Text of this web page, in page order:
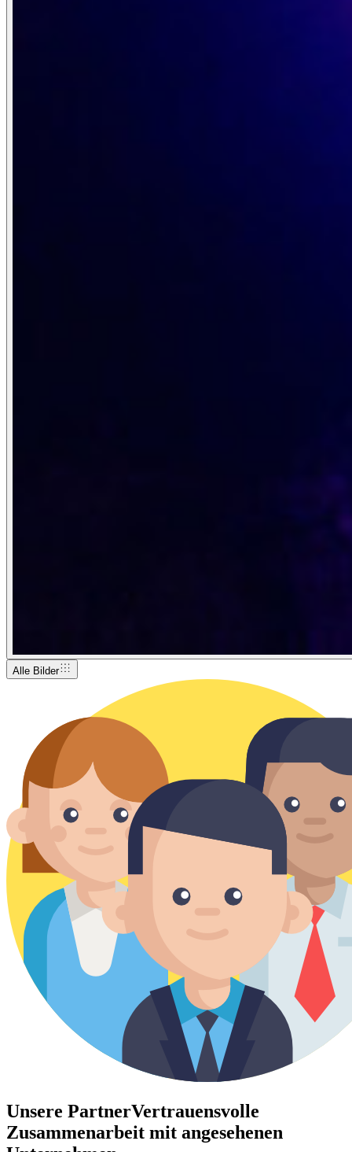
Alle Bilder
Unsere PartnerVertrauensvolle
Zusammenarbeit mit angesehenen